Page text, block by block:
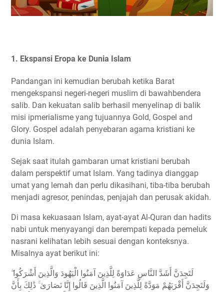
1. Ekspansi Eropa ke Dunia Islam
Pandangan ini kemudian berubah ketika Barat
mengekspansi negeri-negeri muslim di bawahbendera
salib. Dan kekuatan salib berhasil menyelinap di balik
misi ipmerialisme yang tujuannya Gold, Gospel and
Glory. Gospel adalah penyebaran agama kristiani ke
dunia Islam.
Sejak saat itulah gambaran umat kristiani berubah
dalam perspektif umat Islam. Yang tadinya dianggap
umat yang lemah dan perlu dikasihani, tiba-tiba berubah
menjadi agresor, penindas, penjajah dan perusak akidah.
Di masa kekuasaan Islam, ayat-ayat Al-Quran dan hadits
nabi untuk menyayangi dan berempati kepada pemeluk
nasrani kelihatan lebih sesuai dengan konteksnya.
Misalnya ayat berikut ini:
لَتَجِدَنَّ أَشَدَّ النَّاسِ عَدَاوَةً لِلَّذِينَ آمَنُوا الْيَهُودَ وَالَّذِينَ أَشْرَكُوا ۖ
وَلَتَجِدَنَّ أَقْرَبَهُمْ مَوَدَّةً لِلَّذِينَ آمَنُوا الَّذِينَ قَالُوا إِنَّا نَصَارَىٰ ۚ ذَٰلِكَ بِأَنَّ